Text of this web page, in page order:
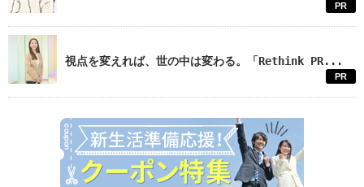
PR
視点を変えれば、世の中は変わる。「Rethink PR...
PR